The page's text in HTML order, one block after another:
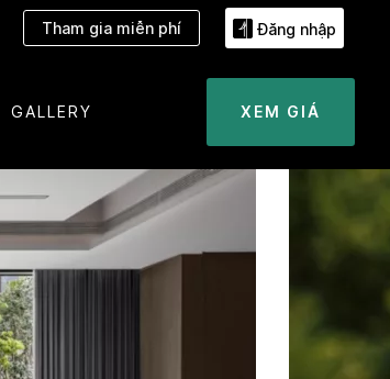
Tham gia miễn phí Đăng nhập
GALLERY XEM GIÁ